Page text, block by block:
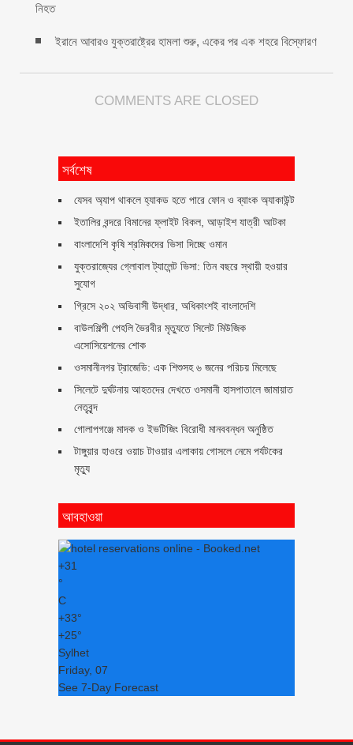
নিহত
ইরানে আবারও যুক্তরাষ্ট্রের হামলা শুরু, একের পর এক শহরে বিস্ফোরণ
COMMENTS ARE CLOSED
সর্বশেষ
যেসব অ্যাপ থাকলে হ্যাকড হতে পারে ফোন ও ব্যাংক অ্যাকাউন্ট
ইতালির বন্দরে বিমানের ফ্লাইট বিকল, আড়াইশ যাত্রী আটকা
বাংলাদেশি কৃষি শ্রমিকদের ভিসা দিচ্ছে ওমান
যুক্তরাজ্যের গ্লোবাল ট্যালেন্ট ভিসা: তিন বছরে স্থায়ী হওয়ার
সুযোগ
গ্রিসে ২০২ অভিবাসী উদ্ধার, অধিকাংশই বাংলাদেশি
বাউলশিল্পী পেহলি ভৈরবীর মৃত্যুতে সিলেট মিউজিক
এসোসিয়েশনের শোক
ওসমানীনগর ট্রাজেডি: এক শিশুসহ ৬ জনের পরিচয় মিলেছে
সিলেটে দুর্ঘটনায় আহতদের দেখতে ওসমানী হাসপাতালে জামায়াত
নেতৃবৃন্দ
গোলাপগঞ্জে মাদক ও ইভটিজিং বিরোধী মানববন্ধন অনুষ্ঠিত
টাঙ্গুয়ার হাওরে ওয়াচ টাওয়ার এলাকায় গোসলে নেমে পর্যটকের
মৃত্যু
আবহাওয়া
+31
°
C
+33°
+25°
Sylhet
Friday, 07
See 7-Day Forecast